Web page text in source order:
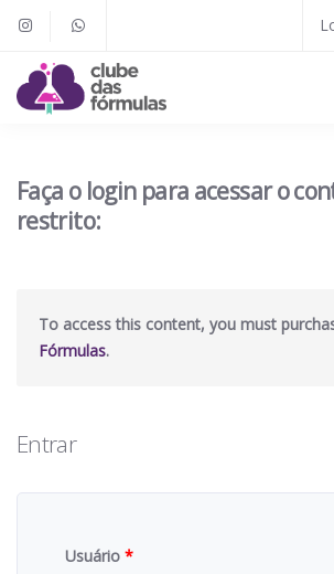
Faça o login para acessar o
restrito:
To access this content, you must
Fórmulas.
Entrar
Usuário *